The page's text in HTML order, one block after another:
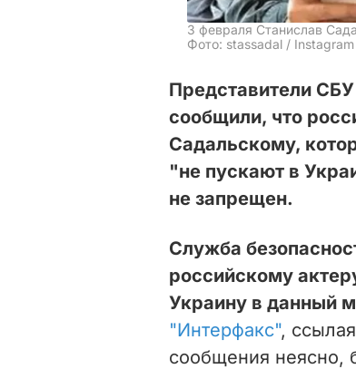
3 февраля Станислав
Фото: stassadal / Instagram
Представители
сообщили, что
Садальскому,
"не пускают в
не запрещен.
Служба
российскому
Украину в данный
"Интерфакс",
сообщения неясно,